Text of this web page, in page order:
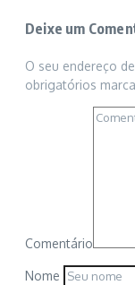
Deixe um
O seu endereço
obrigatórios
Comentário
Nome